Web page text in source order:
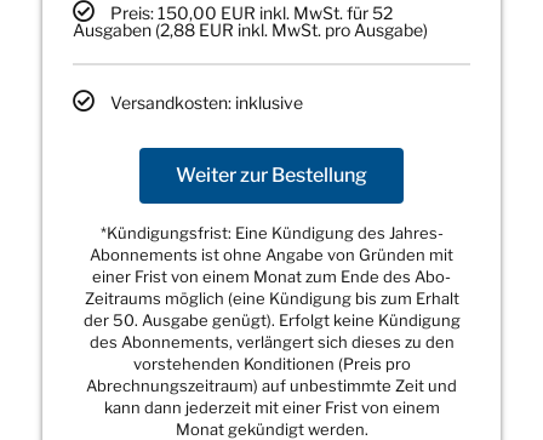
Preis: 150,00 EUR inkl. MwSt. für 52
Ausgaben (2,88 EUR inkl. MwSt. pro Ausgabe)
Versandkosten: inklusive
Weiter zur Bestellung
*Kündigungsfrist: Eine Kündigung des Jahres-
Abonnements ist ohne Angabe von Gründen mit
einer Frist von einem Monat zum Ende des Abo-
Zeitraums möglich (eine Kündigung bis zum Erhalt
der 50. Ausgabe genügt). Erfolgt keine Kündigung
des Abonnements, verlängert sich dieses zu den
vorstehenden Konditionen (Preis pro
Abrechnungszeitraum) auf unbestimmte Zeit und
kann dann jederzeit mit einer Frist von einem
Monat gekündigt werden.